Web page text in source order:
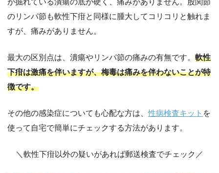
が掘れている潰瘍の底が硬く、痛みがありません。股関節
のリンパ節も軟性下疳と同様に腫大してコリコリと触れま
すが、痛みがありません。
最大の区別点は、潰瘍やリンパ節の痛みの有無です。 軟性
下疳は激痛を伴いますが、梅毒は痛みを伴わないことが特
徴です。
その他の感染症についても心配な方は、性病検査キット を
使って自宅で簡単にチェックする方法があります。
＼軟性下疳以外の疑いがあれば郵送検査でチェック／